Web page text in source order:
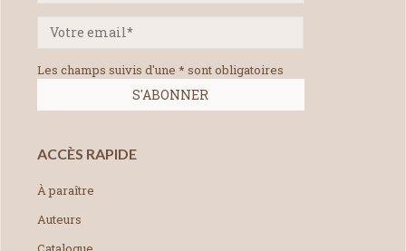
Les champs suivis d'une * sont obligatoires
ACCÈS RAPIDE
À paraître
Auteurs